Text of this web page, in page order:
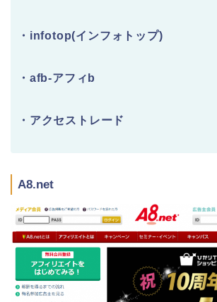
・infotop(インフォトップ)
・afb-アフィb
・アクセストレード
A8.net